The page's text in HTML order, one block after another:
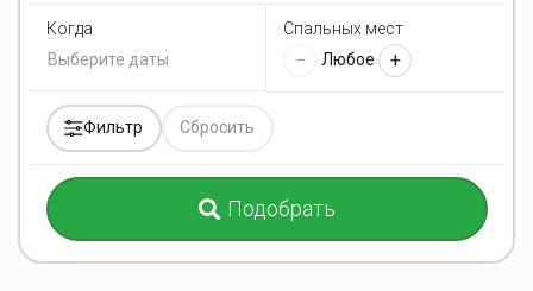
Когда Спальных мест
− Любое +
Фильтр Сбросить
Подобрать